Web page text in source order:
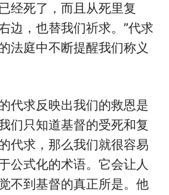
经死了，而且从死里复
边，也替我们祈求。”代求
法庭中不断提醒我们称义
代求反映出我们的救恩是
们只知道基督的受死和复
代求，那么我们就很容易
公式化的术语。它会让人
不到基督的真正所是。他